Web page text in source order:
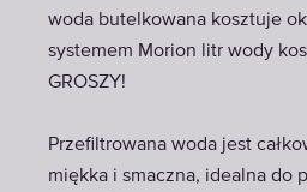
woda butelkowana kosztuje
systemem Morion litr wody
GROSZY!
Przefiltrowana woda jest
miękka i smaczna, idealna do